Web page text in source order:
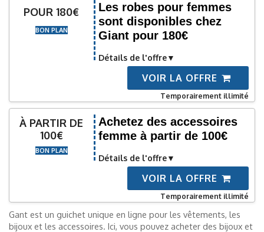
POUR 180€
BON PLAN
Les robes pour femmes
sont disponibles chez
Giant pour 180€
Détails de l'offre
VOIR LA OFFRE
Temporairement illimité
À PARTIR DE
100€
BON PLAN
Achetez des accessoires
femme à partir de 100€
Détails de l'offre
VOIR LA OFFRE
Temporairement illimité
Gant est un guichet unique en ligne pour les vêtements, les
bijoux et les accessoires. Ici, vous pouvez acheter des bijoux et